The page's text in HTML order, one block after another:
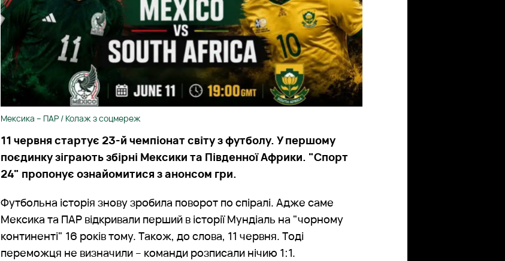
Мексика – ПАР / Колаж з соцмереж
11 червня стартує 23-й чемпіонат світу з футболу. У першому
поєдинку зіграють збірні Мексики та Південної Африки. "Спорт
24" пропонує ознайомитися з анонсом гри.
Футбольна історія знову зробила поворот по спіралі. Адже саме
Мексика та ПАР відкривали перший в історії Мундіаль на "чорному
континенті" 16 років тому. Також, до слова, 11 червня. Тоді
переможця не визначили – команди розписали нічию 1:1.